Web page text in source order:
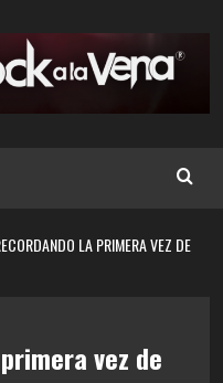
LA PRIMERA VEZ DE
vez de